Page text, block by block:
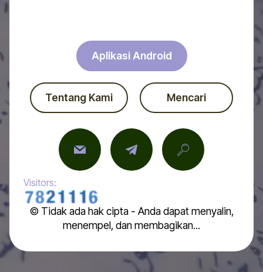
Aplikasi Android
Tentang Kami Mencari
Visitors:
© Tidak ada hak cipta - Anda dapat menyalin,
menempel, dan membagikan...